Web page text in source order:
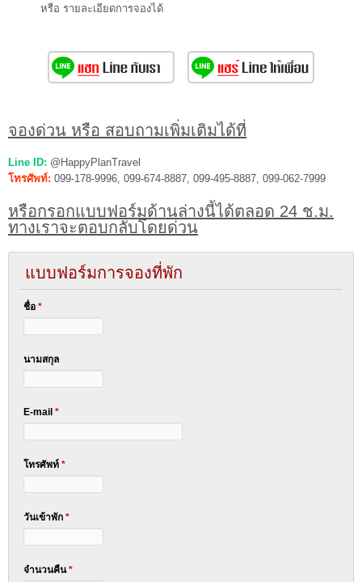
หรือ รายละเอียดการจองได้
จองด่วน หรือ สอบถามเพิ่มเติมได้ที่
Line ID: @HappyPlanTravel
โทรศัพท์: 099-178-9996, 099-674-8887, 099-495-8887, 099-062-7999
หรือกรอกแบบฟอร์มด้านล่างนี้ได้ตลอด 24 ช.ม.
ทางเราจะตอบกลับโดยด่วน
แบบฟอร์มการจองที่พัก
ชื่อ *
นามสกุล
E-mail *
โทรศัพท์ *
วันเข้าพัก *
จำนวนคืน*